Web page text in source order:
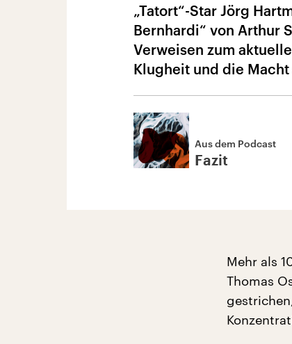
„Tatort“-Star Jörg
Bernhardi“ von Arthur
Verweisen zum
Klugheit und die
Aus dem Podcast
Fazit
Mehr als
Thomas